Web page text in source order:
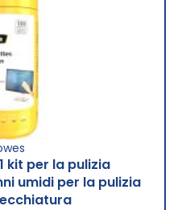
kit per la pulizia
umidi per la pulizia